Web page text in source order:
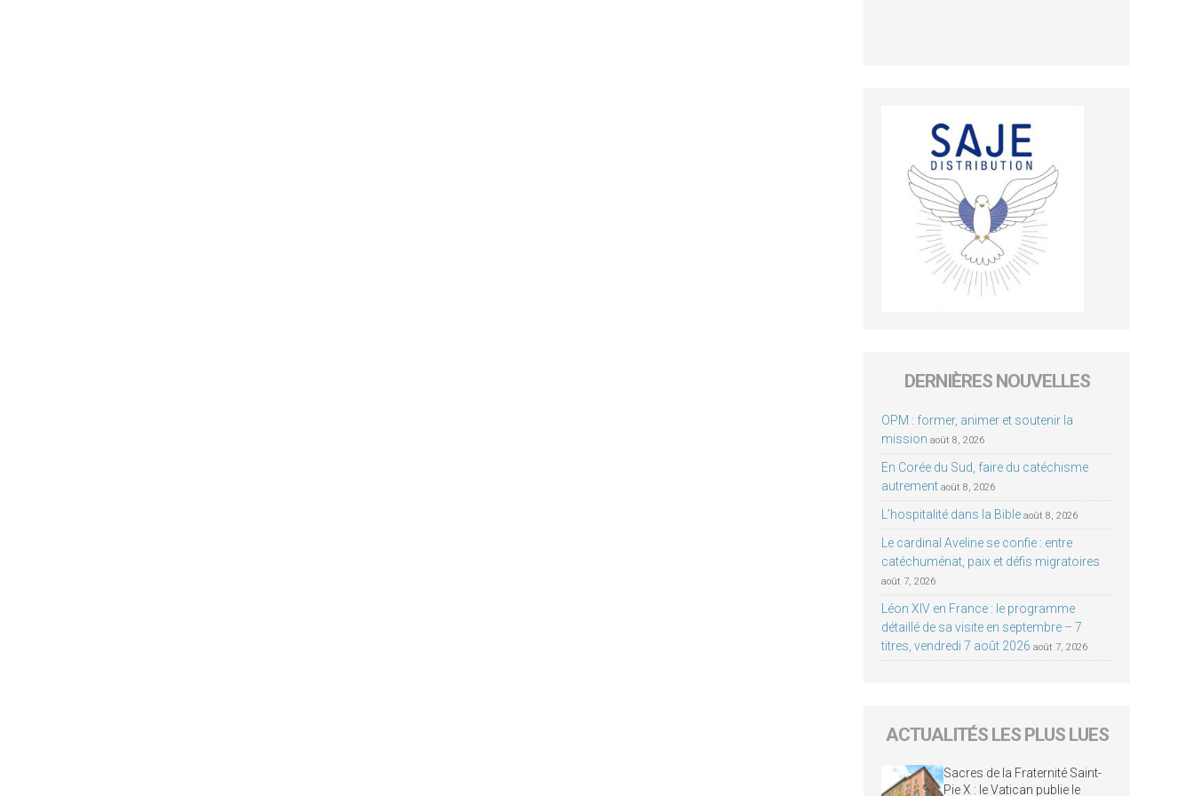
DERNIÈRES NOUVELLES
OPM : former, animer et soutenir la
mission août 8, 2026
En Corée du Sud, faire du catéchisme
autrement août 8, 2026
L’hospitalité dans la Bible août 8, 2026
Le cardinal Aveline se confie : entre
catéchuménat, paix et défis migratoires
août 7, 2026
Léon XIV en France : le programme
détaillé de sa visite en septembre – 7
titres, vendredi 7 août 2026 août 7, 2026
ACTUALITÉS LES PLUS LUES
Sacres de la Fraternité Saint-
Pie X : le Vatican publie le